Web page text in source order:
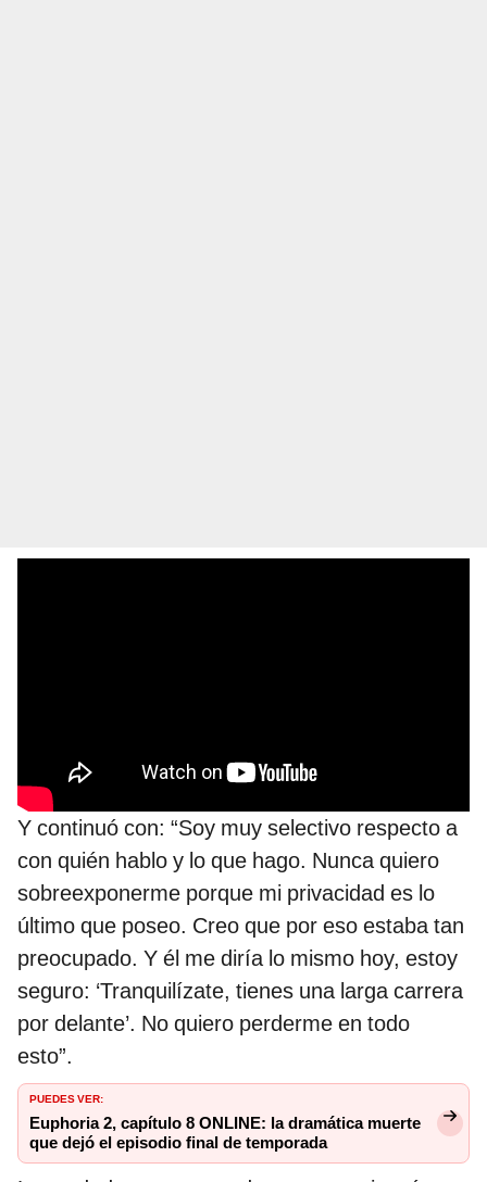
Y continuó con: “Soy muy selectivo respecto a
con quién hablo y lo que hago. Nunca quiero
sobreexponerme porque mi privacidad es lo
último que poseo. Creo que por eso estaba tan
preocupado. Y él me diría lo mismo hoy, estoy
seguro: ‘Tranquilízate, tienes una larga carrera
por delante’. No quiero perderme en todo
esto”.
PUEDES VER:
Euphoria 2, capítulo 8 ONLINE: la dramática muerte
que dejó el episodio final de temporada